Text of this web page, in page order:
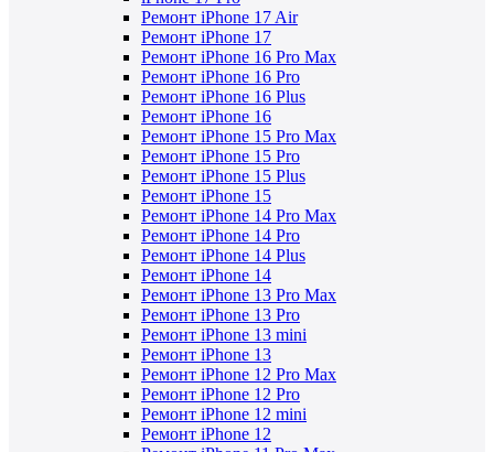
Ремонт iPhone 17 Air
Ремонт iPhone 17
Ремонт iPhone 16 Pro Max
Ремонт iPhone 16 Pro
Ремонт iPhone 16 Plus
Ремонт iPhone 16
Ремонт iPhone 15 Pro Max
Ремонт iPhone 15 Pro
Ремонт iPhone 15 Plus
Ремонт iPhone 15
Ремонт iPhone 14 Pro Max
Ремонт iPhone 14 Pro
Ремонт iPhone 14 Plus
Ремонт iPhone 14
Ремонт iPhone 13 Pro Max
Ремонт iPhone 13 Pro
Ремонт iPhone 13 mini
Ремонт iPhone 13
Ремонт iPhone 12 Pro Max
Ремонт iPhone 12 Pro
Ремонт iPhone 12 mini
Ремонт iPhone 12